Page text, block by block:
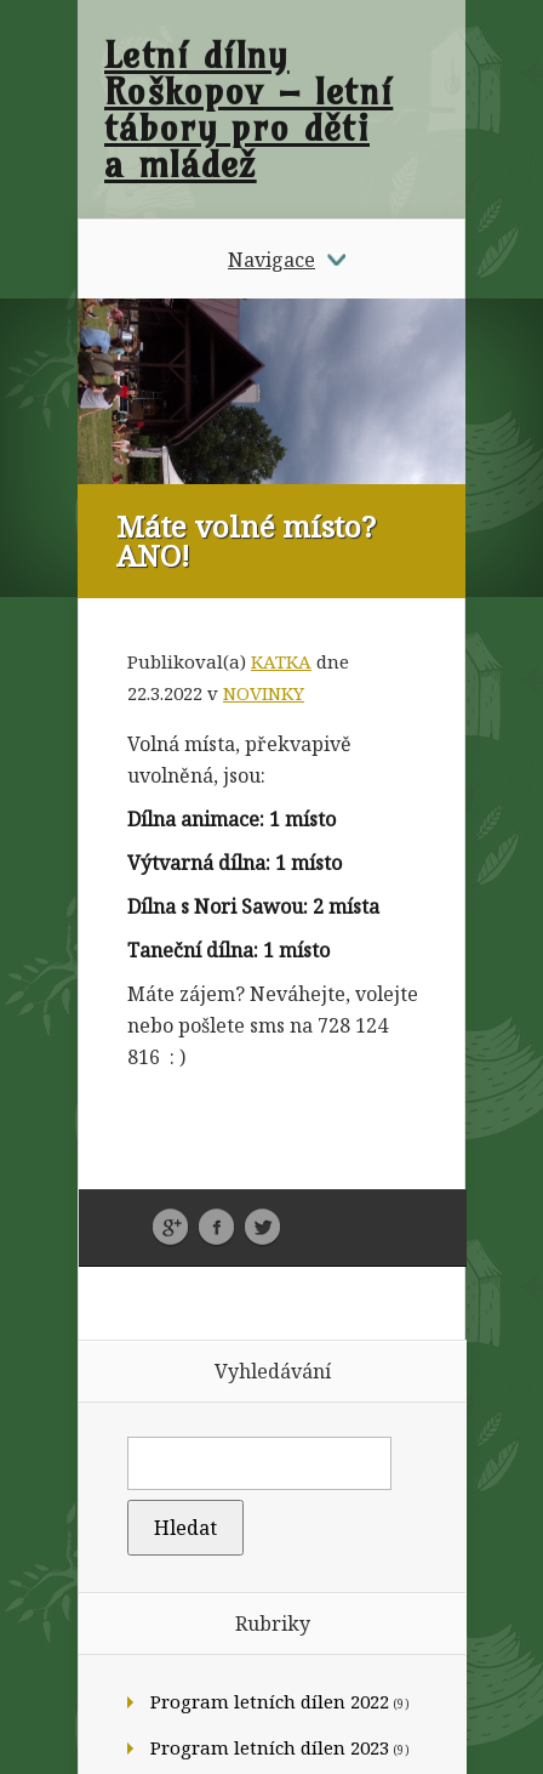
Letní dílny
Roškopov – letní
tábory pro děti
a mládež
Navigace
Máte volné místo?
ANO!
Publikoval(a) KATKA dne
22.3.2022 v NOVINKY
Volná místa, překvapivě
uvolněná, jsou:
Dílna animace: 1 místo
Výtvarná dílna: 1 místo
Dílna s Nori Sawou: 2 místa
Taneční dílna: 1 místo
Máte zájem? Neváhejte, volejte
nebo pošlete sms na 728 124
816 : )
Vyhledávání
Rubriky
Program letních dílen 2022 (9)
Program letních dílen 2023 (9)